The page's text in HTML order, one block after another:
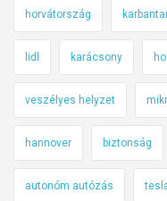
horvátország
lidl karácsony
veszélyes helyzet
hannover biztonság
autonóm autózás